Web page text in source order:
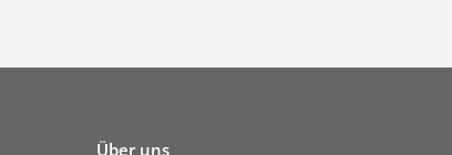
Über uns